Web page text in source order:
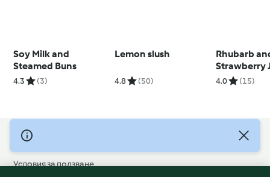
Soy Milk and
Steamed Buns
4.3 (3)
Lemon slush
4.8 (50)
Rhubarb
Strawberry
4.0 (15)
© Авторско право 2026
Условия за ползване